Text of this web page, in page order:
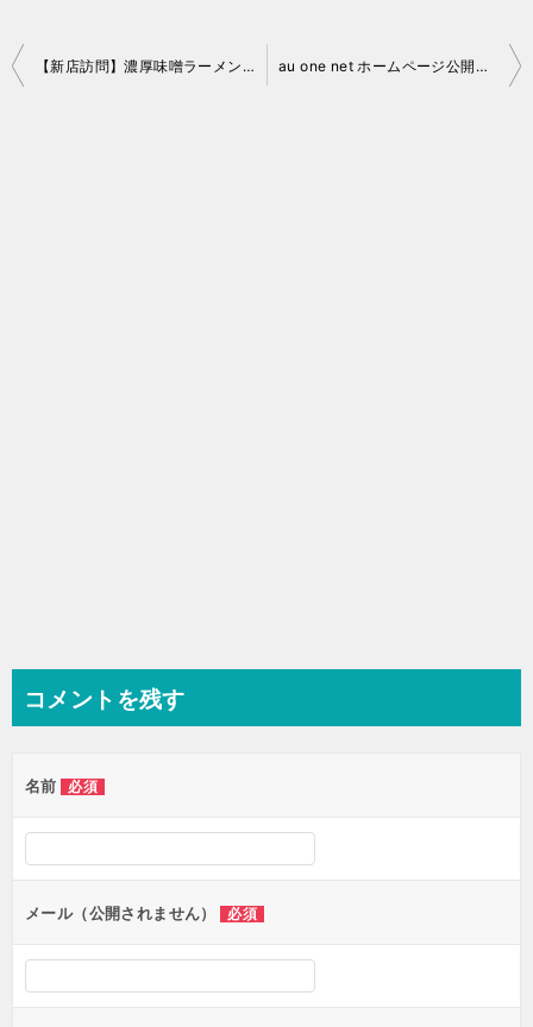
投
【新店訪問】濃厚味噌ラーメンの「味噌の匠味 三郷店」さん au one net ホームページ公開代理サービス終了
コメントを残す
名前 必須
メール（公開されません） 必須